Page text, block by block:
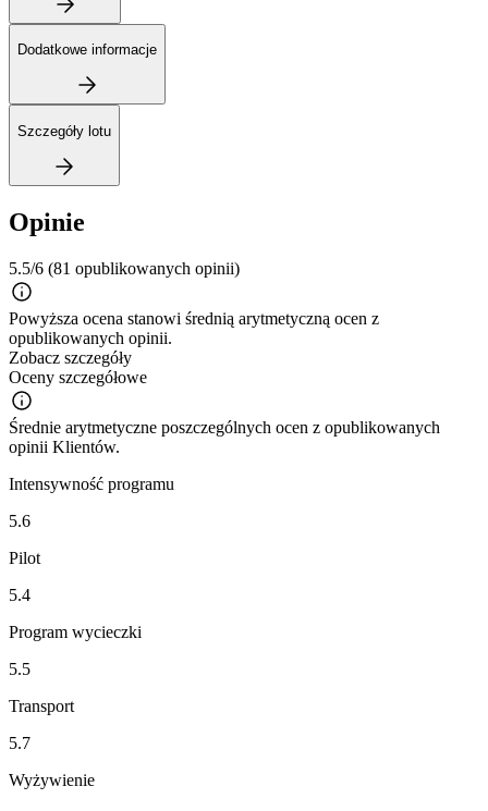
Dodatkowe informacje
Szczegóły lotu
Opinie
5.5/6 (81 opublikowanych opinii)
Powyższa ocena stanowi średnią arytmetyczną ocen z
opublikowanych opinii.
Zobacz szczegóły
Oceny szczegółowe
Średnie arytmetyczne poszczególnych ocen z opublikowanych
opinii Klientów.
Intensywność programu
5.6
Pilot
5.4
Program wycieczki
5.5
Transport
5.7
Wyżywienie